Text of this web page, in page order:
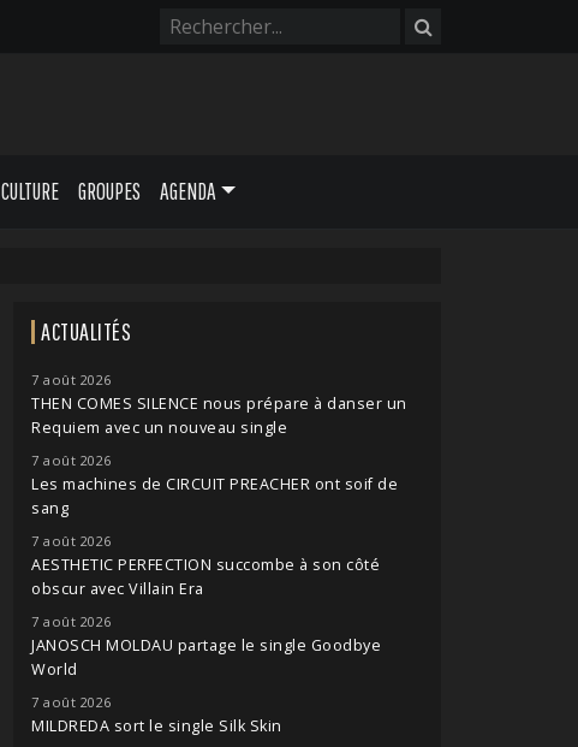
CULTURE GROUPES AGENDA
ACTUALITÉS
7 août 2026
THEN COMES SILENCE nous prépare à danser un
Requiem avec un nouveau single
7 août 2026
Les machines de CIRCUIT PREACHER ont soif de
sang
7 août 2026
AESTHETIC PERFECTION succombe à son côté
obscur avec Villain Era
7 août 2026
JANOSCH MOLDAU partage le single Goodbye
World
7 août 2026
MILDREDA sort le single Silk Skin